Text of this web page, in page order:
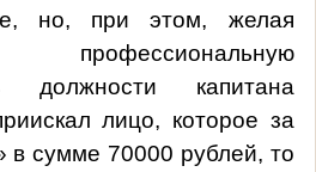
но, при этом, желая
профессиональную
должности капитана
лицо, которое за
в сумме 70000 рублей, то